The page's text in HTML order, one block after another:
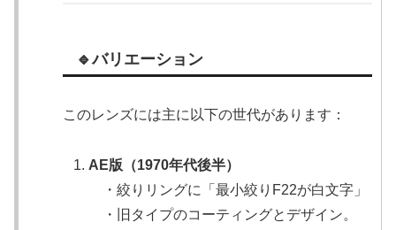
🔹バリエーション
このレンズには主に以下の世代があります：
AE版（1970年代後半）
・絞りリングに「最小絞りF22が白文字」
・旧タイプのコーティングとデザイン。